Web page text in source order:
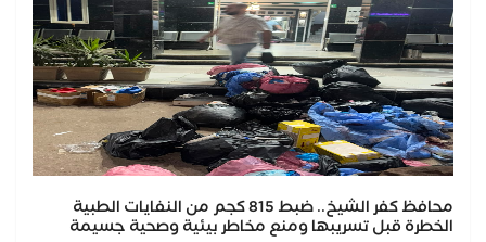
محافظ كفر الشيخ.. ضبط 815 كجم من النفايات الطبية
الخطرة قبل تسريبها ومنع مخاطر بيئية وصحية جسيمة